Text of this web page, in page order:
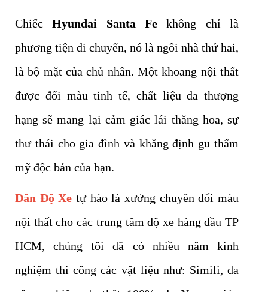
ChiếcHyundai Santa Fe không chỉ là
phương tiện di chuyển, nó là ngôi nhà thứ hai,
là bộ mặt của chủ nhân. Một khoang nội thất
được đổi màu tinh tế, chất liệu da thượng
hạng sẽ mang lại cảm giác lái thăng hoa, sự
thư thái cho gia đình và khẳng định gu thẩm
mỹ độc bản của bạn.
Dân Độ Xe tự hào là xưởng chuyên đổi màu
nội thất cho các trung tâm độ xe hàng đầu TP
HCM, chúng tôi đã có nhiều năm kinh
nghiệm thi công các vật liệu như: Simili, da